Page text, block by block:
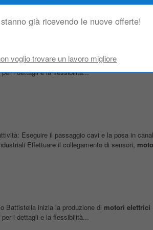
Battistella inizia la produzione dimotori
i dettagli e la flessibilità...
Eseguire il passaggio cavi e la posa in
Effettuare il collegamento di sensori,
Battistella inizia la produzione di motori elettrici
i dettagli e la flessibilità...
già ricevendo le nuove offerte!